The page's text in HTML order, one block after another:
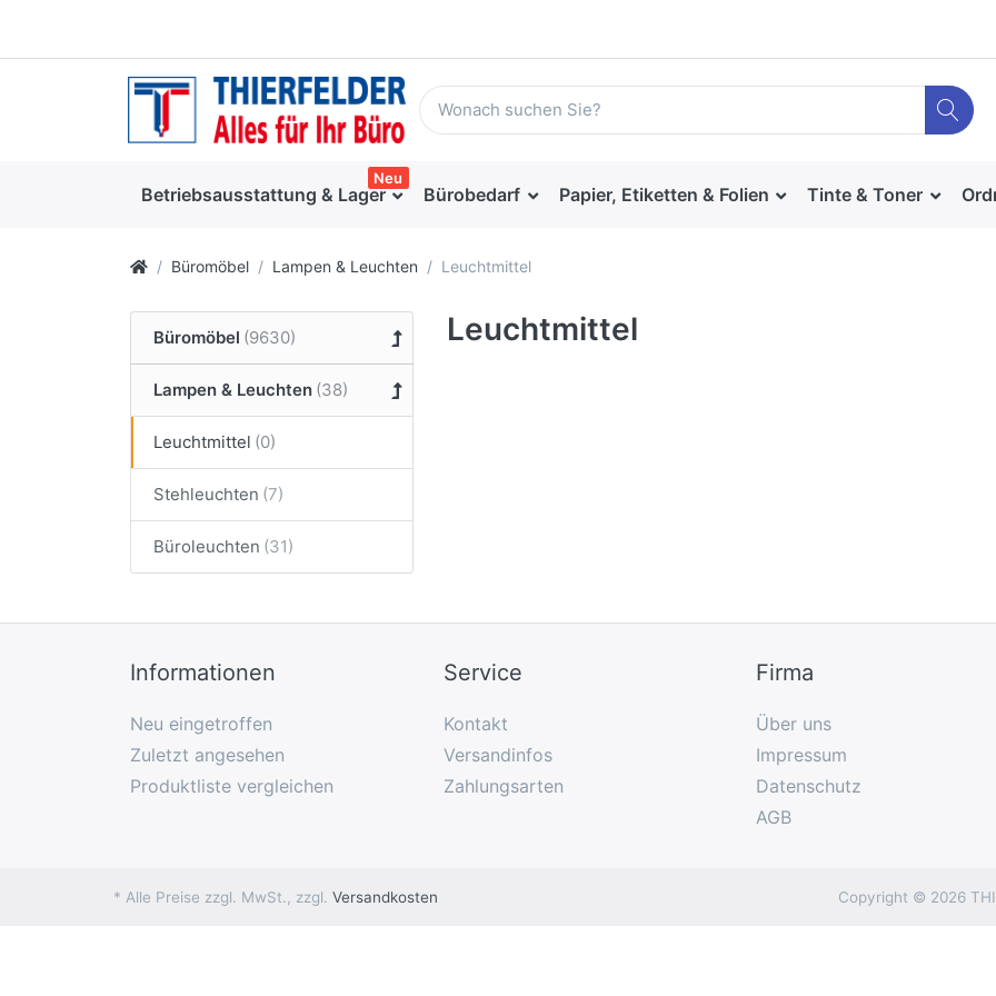
Betriebsausstattung & Lager
Neu
Bürobedarf Papier, Etiketten & Folien Tinte & Toner
Büromöbel Lampen & Leuchten Leuchtmittel
Büromöbel
Lampen & Leuchten
Leuchtmittel
Stehleuchten
Büroleuchten
Leuchtmittel
Informationen
Neu eingetroffen
Zuletzt angesehen
Produktliste vergleichen
Service
Kontakt
Versandinfos
Zahlungsarten
Firma
Über uns
Impressum
Datenschutz
AGB
* Alle Preise zzgl. MwSt., zzgl. Versandkosten Copyright © 2026